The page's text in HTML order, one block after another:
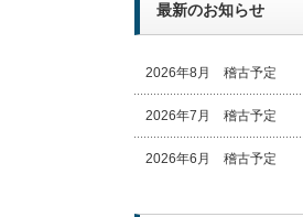
最新のお知らせ
2026年8月 稽古予定
2026年7月 稽古予定
2026年6月 稽古予定